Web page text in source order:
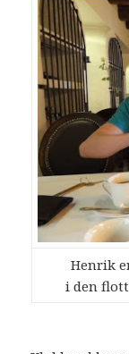
Henrik
i den